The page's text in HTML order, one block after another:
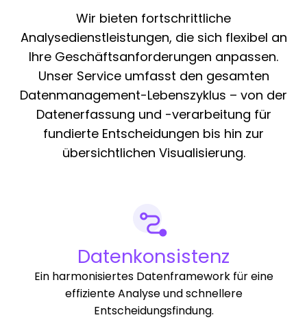
Wir bieten fortschrittliche
Analysedienstleistungen, die sich flexibel an
Ihre Geschäftsanforderungen anpassen.
Unser Service umfasst den gesamten
Datenmanagement-Lebenszyklus – von der
Datenerfassung und -verarbeitung für
fundierte Entscheidungen bis hin zur
übersichtlichen Visualisierung.
Datenkonsistenz
Ein harmonisiertes Datenframework für eine
effiziente Analyse und schnellere
Entscheidungsfindung.